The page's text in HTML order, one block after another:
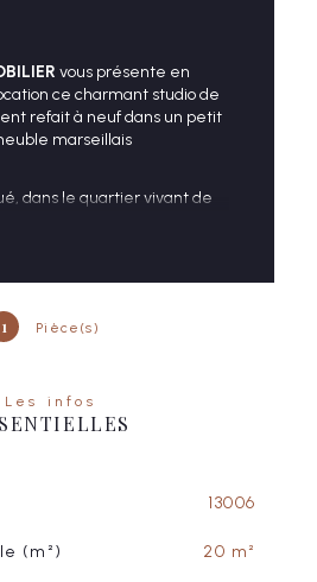
1 Pièce(s)
Les infos
13006
(m²) 20 m²
vous présente en
ce charmant studio de
refait à neuf dans un petit
marseillais
dans le quartier vivant de
d'une belle pièce de vie
son coin cuisine neuve et
charges : 550,00 €
comprises : 570,00 €